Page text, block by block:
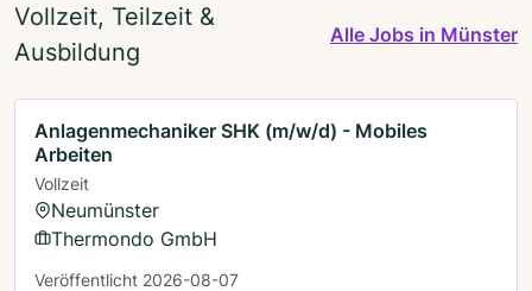
Vollzeit, Teilzeit &
Ausbildung
Alle Jobs in Münster
Anlagenmechaniker SHK (m/w/d) - Mobiles
Arbeiten
Vollzeit
Neumünster
Thermondo GmbH
Veröffentlicht 2026-08-07